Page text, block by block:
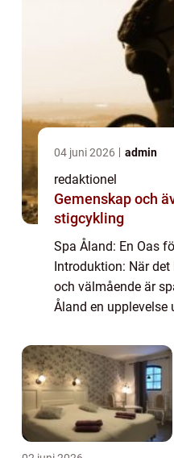
04 juni 2026 admin
redaktionel
Gemenskap och
stigcykling
Spa Åland: En Oas
Introduktion: När
och välmående är
Åland en upplevelse
inredning och
er...